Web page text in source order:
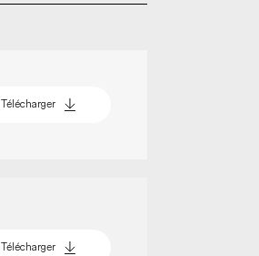
Télécharger
Télécharger